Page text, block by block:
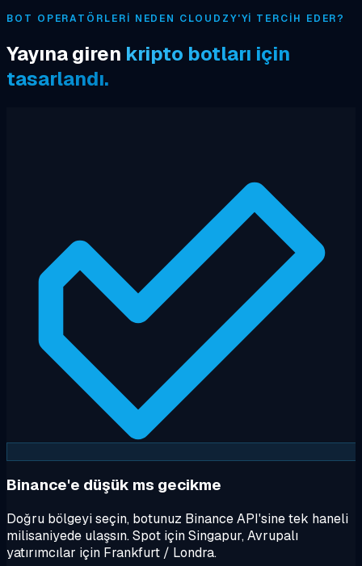
BOT OPERATÖRLERI NEDEN CLOUDZY'YI TERCIH EDER?
Yayına giren kripto botları için
tasarlandı.
Binance'e düşük ms gecikme
Doğru bölgeyi seçin, botunuz Binance API'sine tek haneli
milisaniyede ulaşsın. Spot için Singapur, Avrupalı
yatırımcılar için Frankfurt / Londra.